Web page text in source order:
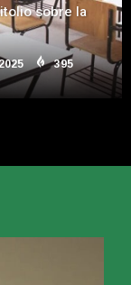
sobre la
395